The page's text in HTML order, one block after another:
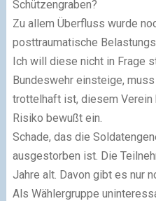
Schützengraben?
Zu allem Überfluss wurde
posttraumatische
Ich will diese nicht in Frage
Bundeswehr einsteige,
trottelhaft ist, diesem Verein
Risiko bewußt ein.
Schade, das die
ausgestorben ist. Die
Jahre alt. Davon gibt es nur
Als Wählergruppe